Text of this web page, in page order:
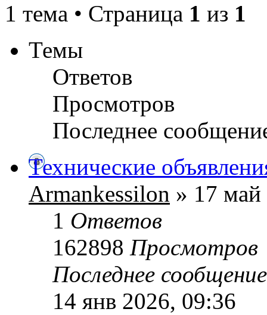
1 тема • Страница 1 из 1
Темы
Ответов
Просмотров
Последнее
Технические
Armankessilon » 17
1 Ответов
162898 Просмотров
Последнее
14 янв 2026, 09:36